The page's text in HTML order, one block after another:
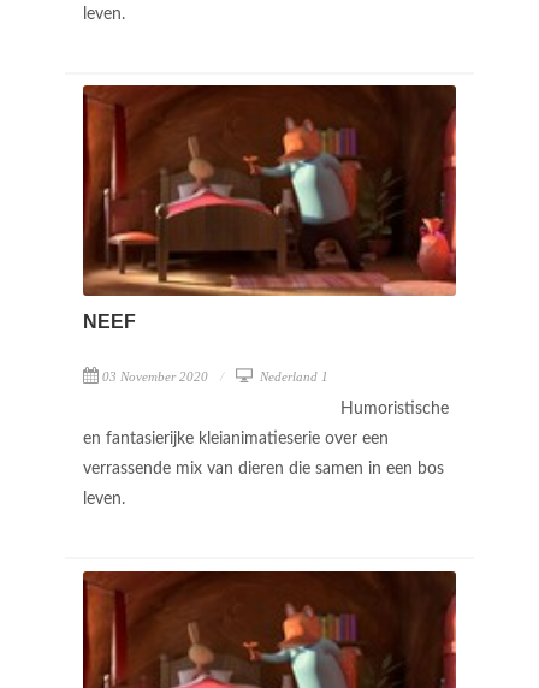
leven.
NEEF
03 November 2020 Nederland 1
Humoristische
en fantasierijke kleianimatieserie over een
verrassende mix van dieren die samen in een bos
leven.